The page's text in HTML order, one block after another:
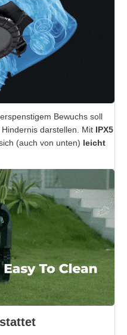
Bewuchs soll
darstellen. Mit IPX5
(auch von unten) leicht